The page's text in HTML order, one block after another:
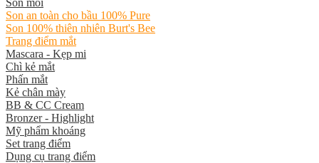
Son môi
Son an toàn cho bầu 100% Pure
Son 100% thiên nhiên Burt's Bee
Trang điểm mắt
Mascara - Kẹp mi
Chì kẻ mắt
Phấn mắt
Kẻ chân mày
BB & CC Cream
Bronzer - Highlight
Mỹ phẩm khoáng
Set trang điểm
Dụng cụ trang điểm